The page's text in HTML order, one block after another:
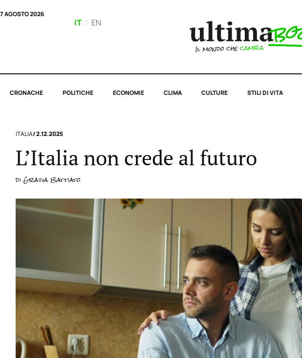
7 AGOSTO 2026
IT | EN
CRONACHE POLITICHE ECONOMIE CLIMA CULTURE STILI DI VITA
ITALIA/ 2.12.2025
L’Italia non crede al futuro
di Grazia Battiato